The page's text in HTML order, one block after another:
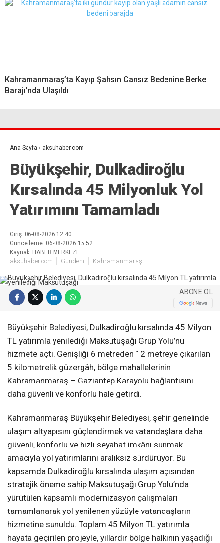
Kahramanmaraş’ta Kayıp Şahsın Cansız Bedenine Berke
Barajı’nda Ulaşıldı
Ana Sayfa › aksuhaber.com
Büyükşehir, Dulkadiroğlu
Kırsalında 45 Milyonluk Yol
Yatırımını Tamamladı
Giriş: 06-08-2026 12:40
Güncelleme: 06-08-2026 15:52
Kaynak: HABER MERKEZI
aksuhaber.com Gündem Kahramanmaraş
ABONE OL
Büyükşehir Belediyesi, Dulkadiroğlu kırsalında 45 Milyon
TL yatırımla yenilediği Maksutuşağı Grup Yolu’nu
hizmete açtı. Genişliği 6 metreden 12 metreye çıkarılan
5 kilometrelik güzergâh, bölge mahallelerinin
Kahramanmaraş – Gaziantep Karayolu bağlantısını
daha güvenli ve konforlu hale getirdi.
Kahramanmaraş Büyükşehir Belediyesi, şehir genelinde
ulaşım altyapısını güçlendirmek ve vatandaşlara daha
güvenli, konforlu ve hızlı seyahat imkânı sunmak
amacıyla yol yatırımlarını aralıksız sürdürüyor. Bu
kapsamda Dulkadiroğlu kırsalında ulaşım açısından
stratejik öneme sahip Maksutuşağı Grup Yolu’nda
yürütülen kapsamlı modernizasyon çalışmaları
tamamlanarak yol yenilenen yüzüyle vatandaşların
hizmetine sunuldu. Toplam 45 Milyon TL yatırımla
hayata geçirilen projeyle, yıllardır bölge halkının yaşadığı